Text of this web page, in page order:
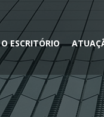
O ESCRITÓRIO